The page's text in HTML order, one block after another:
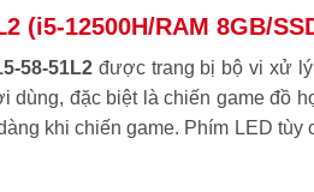
(i5-12500H/RAM 8GB/
58-51L2được trang bị bộ vi xử lý
đặc biệt là chiến game đồ
khi chiến game. Phím LED